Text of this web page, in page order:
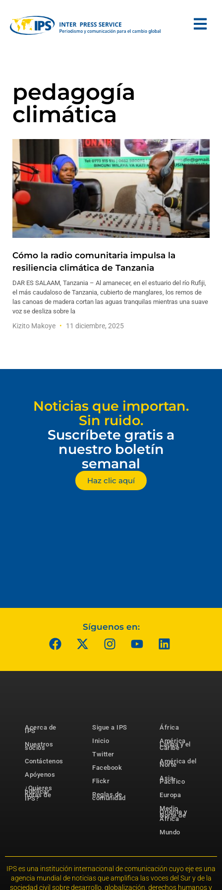
pedagogía
climática
Cómo la radio comunitaria impulsa la
resiliencia climática de Tanzania
DAR ES SALAAM, Tanzania – Al amanecer, en el estuario del río Rufiji,
el más caudaloso de Tanzania, cubierto de manglares, los remos de
las canoas de madera cortan las aguas tranquilas mientras una suave
voz se desliza sobre la
Kizito Makoye 11 diciembre, 2025
Noticias que importan.
Sin ruido.
Suscríbete gratis a
nuestro boletín
semanal
Haz clic aquí
Síguenos en:
Acerca de
IPS
Nuestros
socios
Contáctenos
Apóyenos
¿Quieres
publicar
notas de
IPS?
Sigue a IPS
Inicio
Twitter
Facebook
Flickr
Reglas de
comunidad
África
América
Latina y el
Caribe
América del
Norte
Asia-
Pacífico
Europa
Medio
Oriente y
Norte de
África
Mundo
IPS es una institución internacional de comunicación cuyo eje es una
agencia mundial de noticias que amplifica las voces del Sur y de la
sociedad civil sobre desarrollo, globalización, derechos humanos y